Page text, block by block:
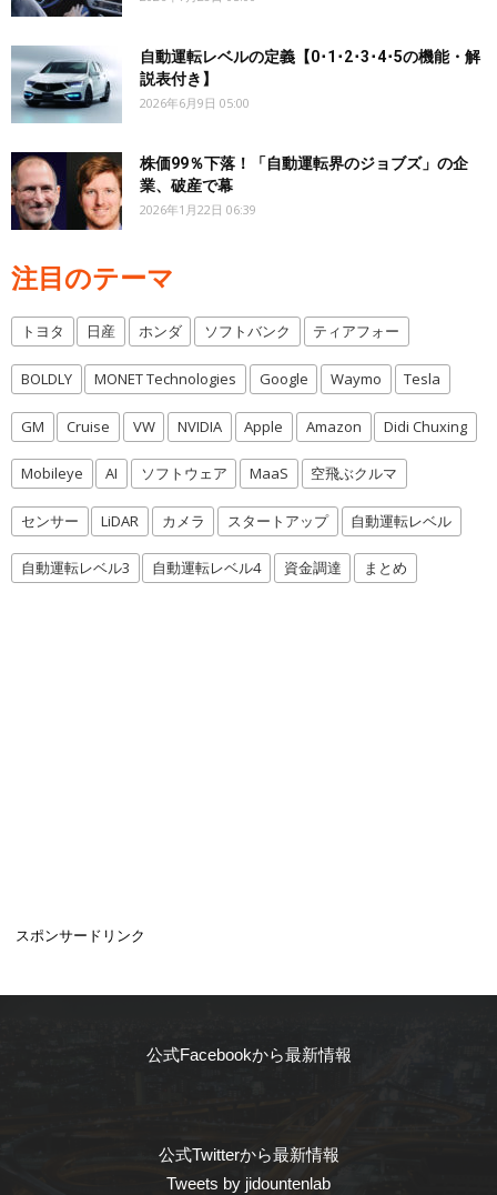
自動運転レベルの定義【0･1･2･3･4･5の機能・解
説表付き】
2026年6月9日 05:00
株価99％下落！「自動運転界のジョブズ」の企
業、破産で幕
2026年1月22日 06:39
注目のテーマ
トヨタ 日産 ホンダ ソフトバンク ティアフォー
BOLDLY MONET Technologies Google Waymo Tesla
GM Cruise VW NVIDIA Apple Amazon Didi Chuxing
Mobileye AI ソフトウェア MaaS 空飛ぶクルマ
センサー LiDAR カメラ スタートアップ 自動運転レベル
自動運転レベル3 自動運転レベル4 資金調達 まとめ
スポンサードリンク
公式Facebookから最新情報
公式Twitterから最新情報
Tweets by jidountenlab